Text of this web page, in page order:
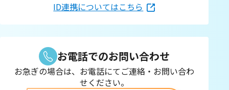
ID連携についてはこちら
お電話でのお問い合わせ
お急ぎの場合は、お電話にてご連絡・お問い合わ
せください。